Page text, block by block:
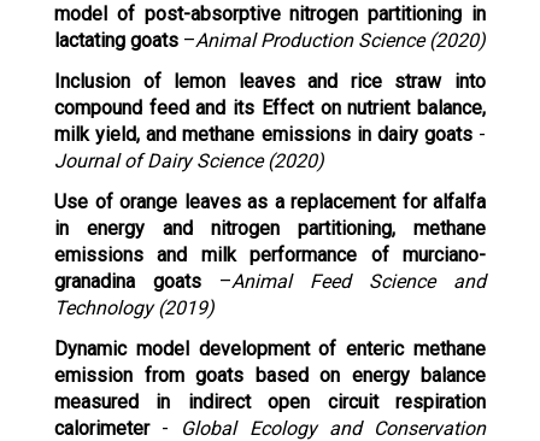
model of post-absorptive nitrogen partitioning in
lactating goats –Animal Production Science (2020)
Inclusion of lemon leaves and rice straw into
compound feed and its Effect on nutrient balance,
milk yield, and methane emissions in dairy goats-
Journal of Dairy Science (2020)
Use of orange leaves as a replacement for alfalfa
in energy and nitrogen partitioning, methane
emissions and milk performance of murciano-
granadina goats –Animal Feed Science and
Technology (2019)
Dynamic model development of enteric methane
emission from goats based on energy balance
measured in indirect open circuit respiration
calorimeter- Global Ecology and Conservation